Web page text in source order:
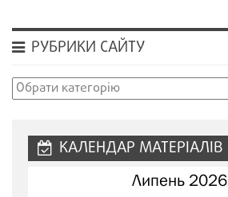
РУБРИКИ САЙТУ
Рубрики
КАЛЕНДАР МАТЕРІАЛІВ
Липень 2026